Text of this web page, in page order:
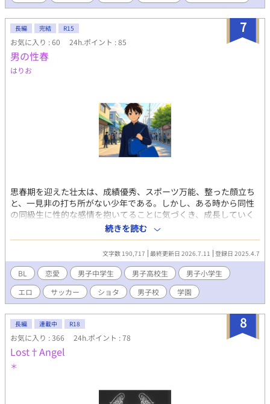
7
長編 完結 R15
お気に入り : 60 24h.ポイント : 85
男の性春
はりお
思春期を迎えた壮太は、成績優秀、スポーツ万能、整った顔立ち
と、一見非の打ち所がない少年である。しかし、ある時から同性
の同級生に性的な感情を抱いてることに気づくき、成長していく
につれて様々な歪んだ恋愛や性体験をしていく。 そんな主人公を
題材に、筆者の実体験や周りで起きた出来事をところどころ織り
交ぜながら、同性愛者の少年の恋心や性的欲求、そしてそうした
感情を抱いてしまう自分への嫌悪感、葛藤などを描いていきま
す。 非常に拙い文章ですが、もしよければ読んでいただけると幸
いです。また、一部、主に男性器に関わる生々しい描写も出てき
ますがご容赦ください。 ※男性器や性的な描写が多めの話にはタ
イトルに★をつけています。また、少し過激な描写があるものに
は★★、★★★をつけています。逆にそういうのが好きな方はそ
こだけでも読んでください笑 この話では男性の同性愛者の少年時
代にフォーカスし、結構リアルな感情やエピソードを自身の少年
期を思い出しながら描いているつもりです。 同性愛者の方で「共
感した」とか、「自分はこうだった」とか、そういうのがあれば
で、小エピソードを追加していきます
続きを読む
文字数 190,717 最終更新日 2026.7.11 登録日 2025.4.7
BL 恋愛 男子中学生 男子高校生
男子小学生
エロ
サッカー ショタ 男子校 学園
8
長編 連載中 R18
お気に入り : 366 24h.ポイント : 78
Lost†Angel
＊